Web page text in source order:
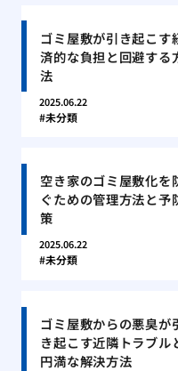
ゴミ屋敷が引き起こす
済的な負担と回避する
法
2025.06.22
未分類
空き家のゴミ屋敷化を
ぐための管理方法と予
策
2025.06.22
未分類
ゴミ屋敷からの悪臭が
き起こす近隣トラブル
円満な解決方法